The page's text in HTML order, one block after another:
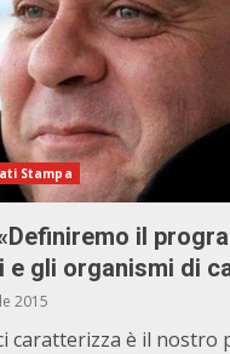
Stampa
il
e gli organismi di
2015
caratterizza è il nostro